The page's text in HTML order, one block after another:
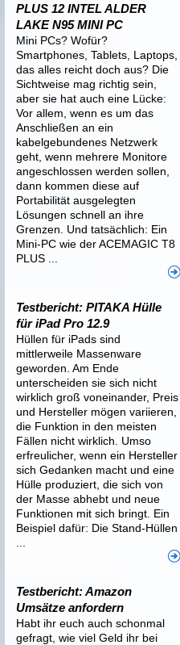
PLUS 12 INTEL ALDER
LAKE N95 MINI PC
Mini PCs? Wofür?
Smartphones, Tablets, Laptops,
das alles reicht doch aus? Die
Sichtweise mag richtig sein,
aber sie hat auch eine Lücke:
Vor allem, wenn es um das
Anschließen an ein
kabelgebundenes Netzwerk
geht, wenn mehrere Monitore
angeschlossen werden sollen,
dann kommen diese auf
Portabilität ausgelegten
Lösungen schnell an ihre
Grenzen. Und tatsächlich: Ein
Mini-PC wie der ACEMAGIC T8
PLUS ...
Testbericht: PITAKA Hülle
für iPad Pro 12.9
Hüllen für iPads sind
mittlerweile Massenware
geworden. Am Ende
unterscheiden sie sich nicht
wirklich groß voneinander, Preis
und Hersteller mögen variieren,
die Funktion in den meisten
Fällen nicht wirklich. Umso
erfreulicher, wenn ein Hersteller
sich Gedanken macht und eine
Hülle produziert, die sich von
der Masse abhebt und neue
Funktionen mit sich bringt. Ein
Beispiel dafür: Die Stand-Hüllen
Testbericht: Amazon
Umsätze anfordern
Habt ihr euch auch schonmal
gefragt, wie viel Geld ihr bei